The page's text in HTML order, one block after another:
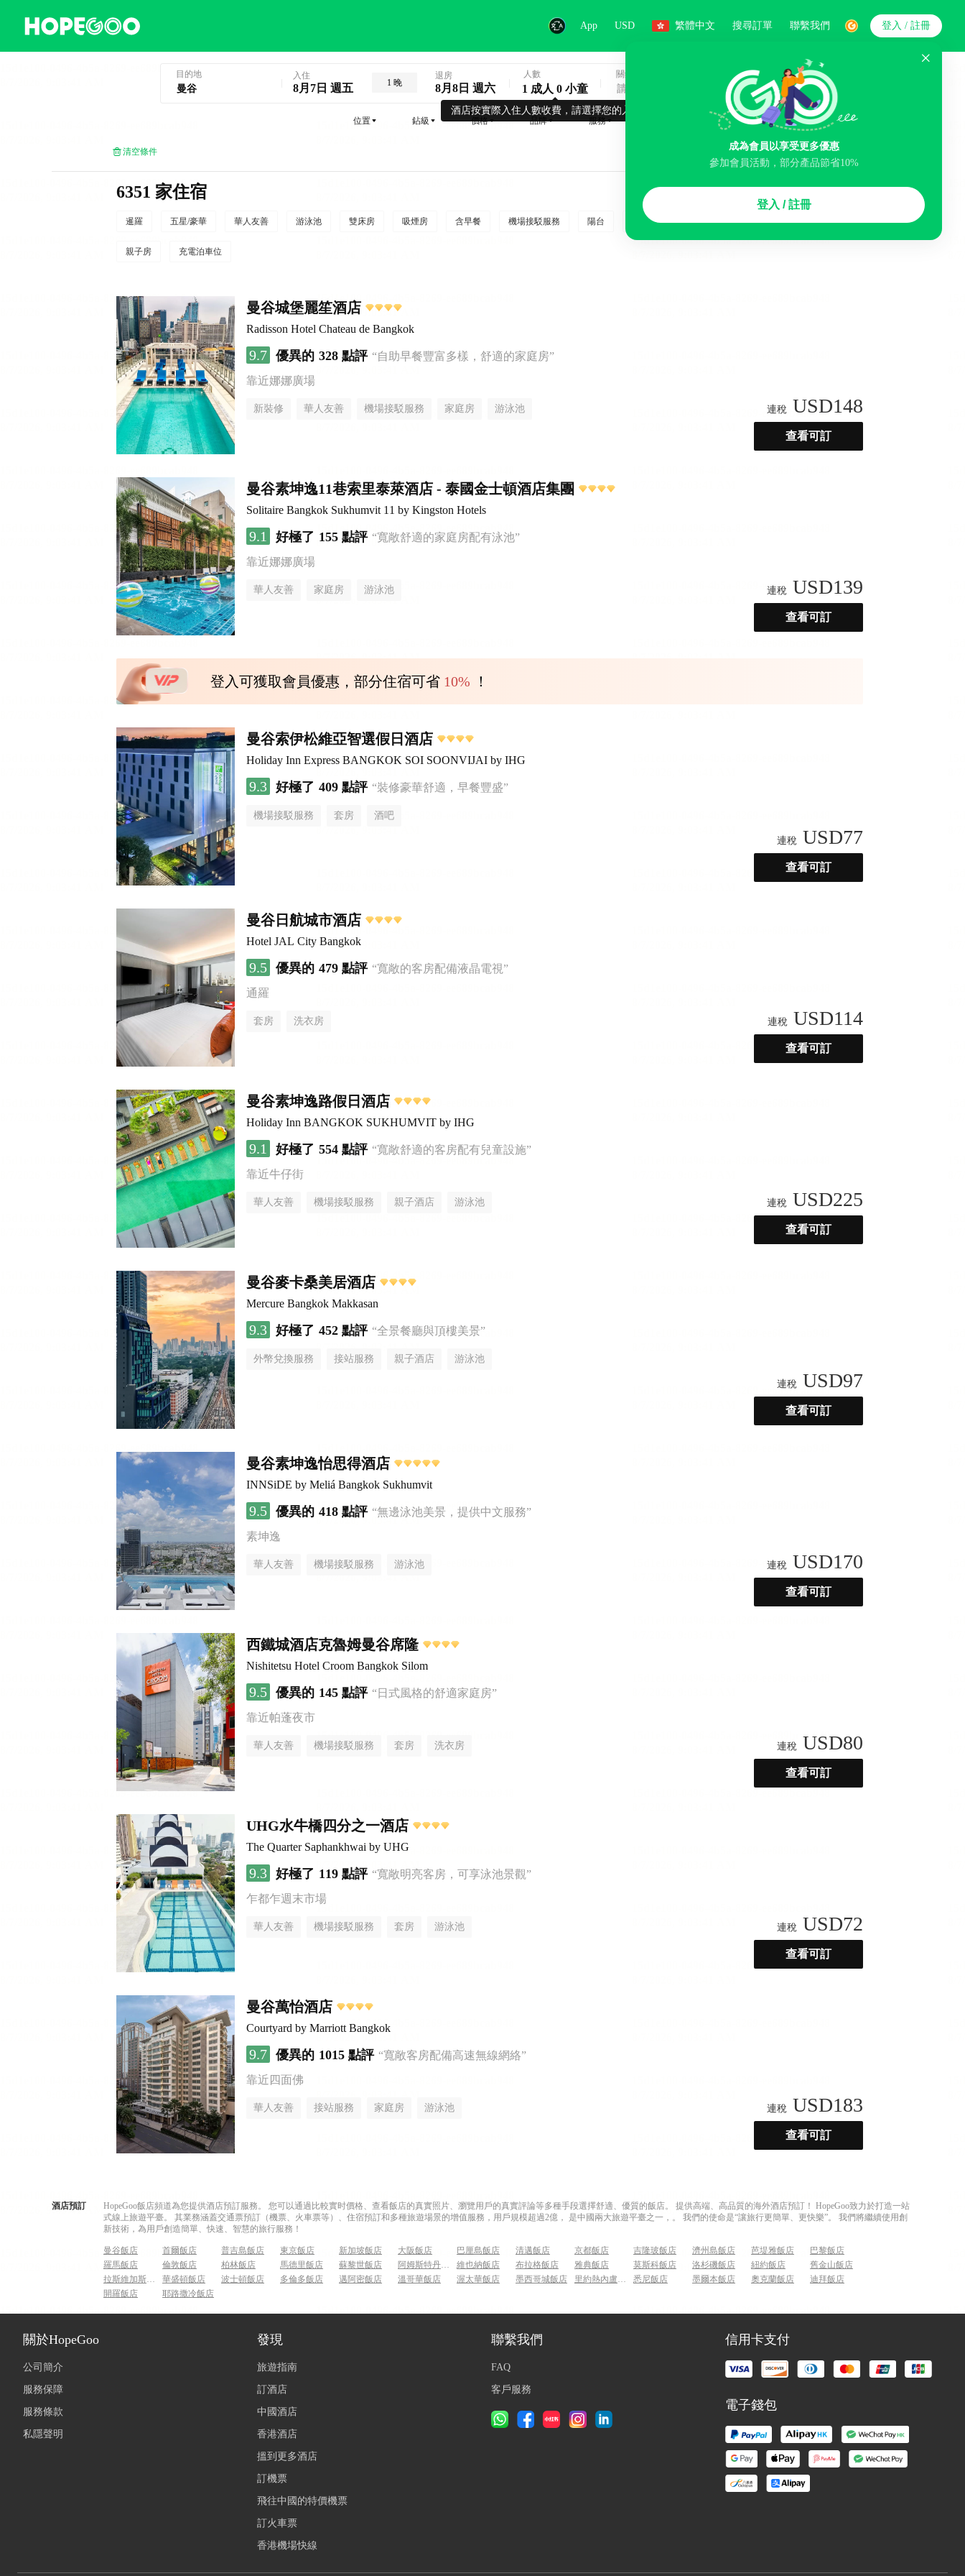
App USD 繁體中文 搜尋訂單 聯繫我們
成為會員以享受更多優惠
參加會員活動，部分產品節省10%
登入 / 註冊
登入 / 註冊
目的地 入住
8月7日 週五 1 晚
退房
8月8日 週六
酒店按實際入住人數收費，請選擇您的入住人數
人數
1 成人 0 小童
關鍵字
搜索
位置 鉆級 價格 品牌 服務
清空條件
6351 家住宿
暹羅 五星/豪華 華人友善 游泳池 雙床房 吸煙房 含早餐 機場接駁服務 陽台 行李寄存服務 免費取消 民宿 泊車場
親子房 充電泊車位
曼谷城堡麗笙酒店
Radisson Hotel Chateau de Bangkok
9.7 優異的 328 點評 “自助早餐豐富多樣，舒適的家庭房”
靠近娜娜廣場
新裝修 華人友善 機場接駁服務 家庭房 游泳池 連稅 USD148
查看可訂
曼谷素坤逸11巷索里泰萊酒店 - 泰國金士頓酒店集團
Solitaire Bangkok Sukhumvit 11 by Kingston Hotels
9.1 好極了 155 點評 “寬敞舒適的家庭房配有泳池”
靠近娜娜廣場
華人友善 家庭房 游泳池 連稅 USD139
查看可訂
登入可獲取會員優惠，部分住宿可省 10% ！
曼谷索伊松維亞智選假日酒店
Holiday Inn Express BANGKOK SOI SOONVIJAI by IHG
9.3 好極了 409 點評 “裝修豪華舒適，早餐豐盛”
機場接駁服務 套房 酒吧
連稅 USD77
查看可訂
曼谷日航城市酒店
Hotel JAL City Bangkok
9.5 優異的 479 點評 “寬敞的客房配備液晶電視”
通羅
套房 洗衣房 連稅 USD114
查看可訂
曼谷素坤逸路假日酒店
Holiday Inn BANGKOK SUKHUMVIT by IHG
9.1 好極了 554 點評 “寬敞舒適的客房配有兒童設施”
靠近牛仔街
華人友善 機場接駁服務 親子酒店 游泳池 連稅 USD225
查看可訂
曼谷麥卡桑美居酒店
Mercure Bangkok Makkasan
9.3 好極了 452 點評 “全景餐廳與頂樓美景”
外幣兌換服務 接站服務 親子酒店 游泳池
連稅 USD97
查看可訂
曼谷素坤逸怡思得酒店
INNSiDE by Meliá Bangkok Sukhumvit
9.5 優異的 418 點評 “無邊泳池美景，提供中文服務”
素坤逸
華人友善 機場接駁服務 游泳池 連稅 USD170
查看可訂
西鐵城酒店克魯姆曼谷席隆
Nishitetsu Hotel Croom Bangkok Silom
9.5 優異的 145 點評 “日式風格的舒適家庭房”
靠近帕蓬夜市
華人友善 機場接駁服務 套房 洗衣房 連稅 USD80
查看可訂
UHG水牛橋四分之一酒店
The Quarter Saphankhwai by UHG
9.3 好極了 119 點評 “寬敞明亮客房，可享泳池景觀”
乍都乍週末市場
華人友善 機場接駁服務 套房 游泳池 連稅 USD72
查看可訂
曼谷萬怡酒店
Courtyard by Marriott Bangkok
9.7 優異的 1015 點評 “寬敞客房配備高速無線網絡”
靠近四面佛
華人友善 接站服務 家庭房 游泳池 連稅 USD183
查看可訂
酒店預訂
HopeGoo飯店頻道為您提供酒店預訂服務。 您可以通過比較實时價格、查看飯店的真實照片、瀏覽用戶的真實評論等多種手段選擇舒適、優質的飯店。 提供高端、高品質的海外酒店預訂！ HopeGoo致力於打造一站
式線上旅遊平臺。 其業務涵蓋交通票預訂（機票、火車票等）、住宿預訂和多種旅遊場景的增值服務，用戶規模超過2億， 是中國兩大旅遊平臺之一，。 我們的使命是“讓旅行更簡單、更快樂”。 我們將繼續使用創
新技術，為用戶創造簡單、快速、智慧的旅行服務！
曼谷飯店 首爾飯店 普吉島飯店 東京飯店 新加坡飯店 大阪飯店 巴厘島飯店 清邁飯店 京都飯店 吉隆玻飯店 濟州島飯店 芭堤雅飯店
巴黎飯店
羅馬飯店
倫敦飯店 柏林飯店 馬德里飯店 蘇黎世飯店 阿姆斯特丹飯店 維也納飯店 布拉格飯店 雅典飯店 莫斯科飯店 洛杉磯飯店 紐約飯店
舊金山飯店
拉斯維加斯飯店
華盛頓飯店 波士頓飯店 多倫多飯店 邁阿密飯店 溫哥華飯店 渥太華飯店 墨西哥城飯店 里約熱內盧飯店 悉尼飯店 墨爾本飯店 奧克蘭飯店
迪拜飯店
開羅飯店
耶路撒冷飯店
關於HopeGoo
公司簡介
服務保障
服務條款
私隱聲明
發現
旅遊指南
訂酒店
中國酒店
香港酒店
搵到更多酒店
訂機票
飛往中國的特價機票
訂火車票
香港機場快線
聯繫我們
FAQ
客戶服務
信用卡支付
電子錢包